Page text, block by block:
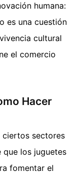
humana:
es una cuestión
cultural
el comercio
Hacer
ciertos sectores
que los juguetes
fomentar el